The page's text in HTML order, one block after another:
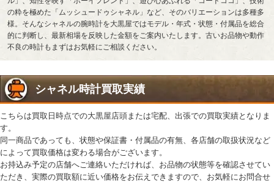
の粋を極めた「ムッシュードゥシャネル」など、そのバリエーションは多種多
様。そんなシャネルの腕時計を大黒屋ではモデル・年式・状態・付属品を総合
的に判断し、最新相場を反映した金額をご案内いたします。古いお品物や動作
不良の時計もまずはお気軽にご相談ください。
シャネル時計買取実績
こちらは買取日時点での大黒屋店頭または宅配、出張での買取実績となりま
す。
同一商品であっても、状態や保証書・付属品の有無、各店舗の取扱状況など
によって買取価格は変わる場合がございます。
お持込み予定の店舗へご連絡いただければ、お品物の状態等を確認させてい
ただき、実際の買取額に近い価格をお伝えできますので、お気軽にお問合せ